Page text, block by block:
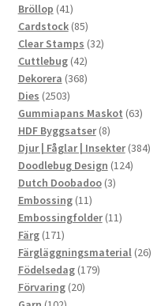
Bröllop 4141
produkter
Cardstock 8585
produkter
Clear Stamps 3232
Cuttlebug 4242
produkter
Dekorera 368368
Dies 25032503
produkter
Gummiapans Maskot 6363
HDF Byggsatser 88
produkter
Djur | Fåglar | Insekter 384384
Doodlebug Design 124124
Dutch Doobadoo 33
Embossing 1111
produkter
Embossingfolder 1111
Färg 171171
produkter
Färgläggningsmaterial 2626
Födelsedag 179179
Förvaring 2020